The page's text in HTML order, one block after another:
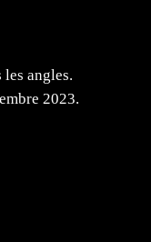
angles.
2023.